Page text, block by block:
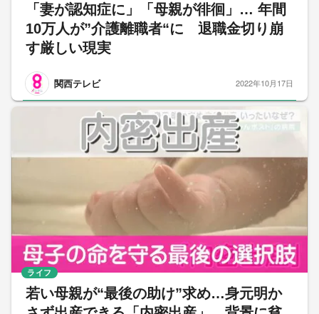
「妻が認知症に」「母親が徘徊」… 年間
10万人が”介護離職者“に 退職金切り崩
す厳しい現実
関西テレビ 2022年10月17日
若い母親が“最後の助け”求め…身元明か
ライフ